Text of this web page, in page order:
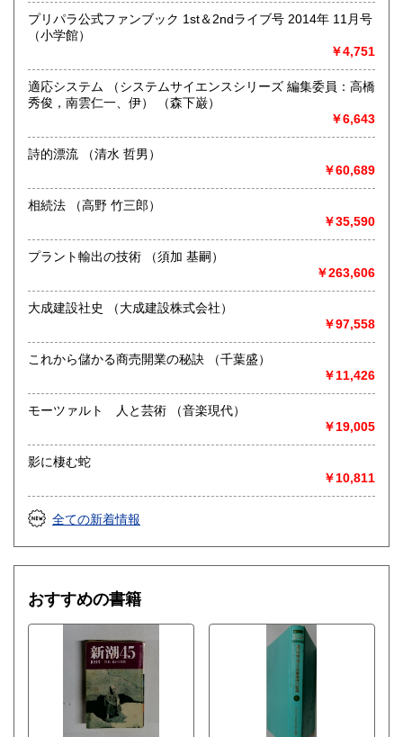
-
総記、哲学宗教、歴史、社会科学、自然科学、美術工芸、国
語国文、外国文学、古典籍、近代文献、趣味、外国書、サブ
カルチャー、古書一般（その他）
プリパラ公式ファンブック 1st＆2ndライブ号 2014年 11月号
（小学館）
￥4,751
適応システム （システムサイエンスシリーズ 編集委員：高橋
秀俊，南雲仁一、伊） （森下巌）
￥6,643
詩的漂流 （清水 哲男）
￥60,689
相続法 （高野 竹三郎）
￥35,590
プラント輸出の技術 （須加 基嗣）
￥263,606
大成建設社史 （大成建設株式会社）
￥97,558
これから儲かる商売開業の秘訣 （千葉盛）
￥11,426
モーツァルト 人と芸術 （音楽現代）
￥19,005
影に棲む蛇
￥10,811
全ての新着情報
おすすめの書籍